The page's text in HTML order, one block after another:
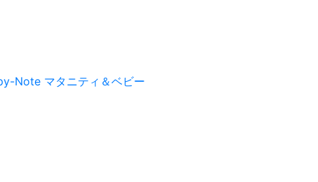
Note マタニティ＆ベビー